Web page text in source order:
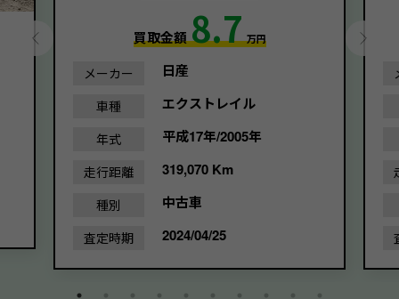
買取金額8.7 万円
メーカー 日産
車種 エクストレイル
年式 平成17年/2005年
走行距離 319,070 Km
種別 中古車
査定時期 2024/04/25